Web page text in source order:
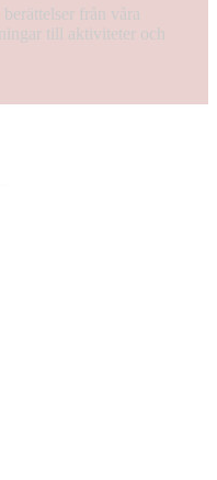
från våra
till aktiviteter och